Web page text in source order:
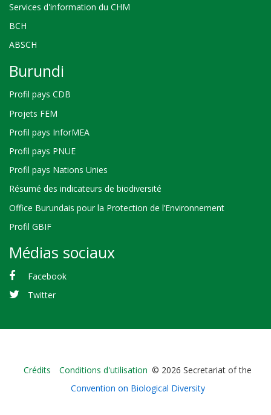
Services d'information du CHM
BCH
ABSCH
Burundi
Profil pays CDB
Projets FEM
Profil pays InforMEA
Profil pays PNUE
Profil pays Nations Unies
Résumé des indicateurs de biodiversité
Office Burundais pour la Protection de l’Environnement
Profil GBIF
Médias sociaux
Facebook
Twitter
Bioland
-
Crédits Conditions d'utilisation © 2026 Secretariat of the
Convention on Biological Diversity